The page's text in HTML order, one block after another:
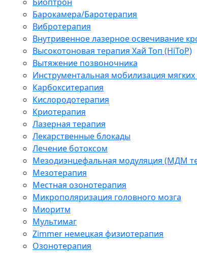
Барокамера/Баротерапия
Вибротерапия
Внутривенное лазерное освечивание
Высокотоновая терапия Хай Топ (HiToP)
Вытяжение позвоночника
Инструментальная мобилизация
Карбокситерапия
Кислородотерапия
Криотерапия
Лазерная терапия
Лекарственные блокады
Лечение ботоксом
Мезодиэнцефальная модуляция (МДМ
Мезотерапия
Местная озонотерапия
Микрополяризация головного мозга
Миоритм
Мультимаг
Zimmer немецкая физиотерапия
Озонотерапия